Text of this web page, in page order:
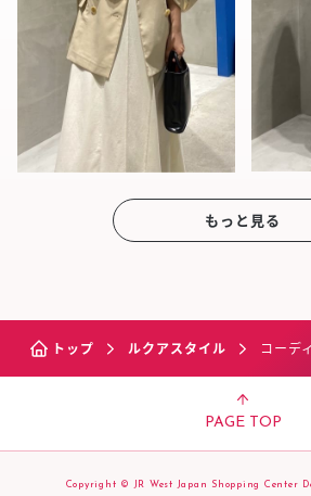
もっと見る
トップ ルクアスタイル コーデ
PAGE TOP
Copyright © JR West Japan Shopping Center